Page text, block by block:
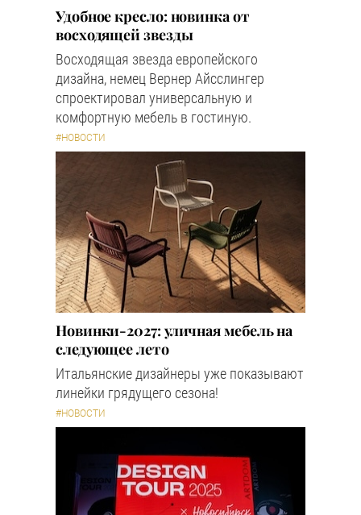
Удобное кресло: новинка от
восходящей звезды
Восходящая звезда европейского
дизайна, немец Вернер Айсслингер
спроектировал универсальную и
комфортную мебель в гостиную.
#НОВОСТИ
Новинки-2027: уличная мебель на
следующее лето
Итальянские дизайнеры уже показывают
линейки грядущего сезона!
#НОВОСТИ